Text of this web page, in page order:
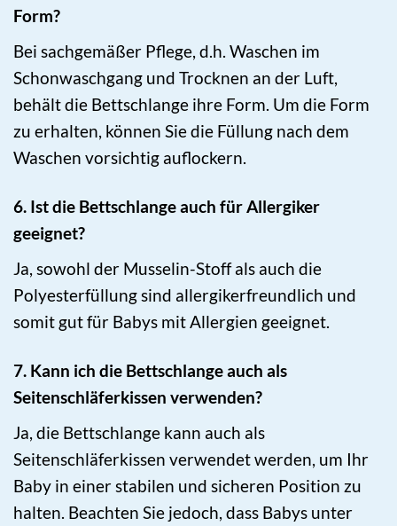
Form?
Bei sachgemäßer Pflege, d.h. Waschen im
Schonwaschgang und Trocknen an der Luft,
behält die Bettschlange ihre Form. Um die Form
zu erhalten, können Sie die Füllung nach dem
Waschen vorsichtig auflockern.
6. Ist die Bettschlange auch für Allergiker
geeignet?
Ja, sowohl der Musselin-Stoff als auch die
Polyesterfüllung sind allergikerfreundlich und
somit gut für Babys mit Allergien geeignet.
7. Kann ich die Bettschlange auch als
Seitenschläferkissen verwenden?
Ja, die Bettschlange kann auch als
Seitenschläferkissen verwendet werden, um Ihr
Baby in einer stabilen und sicheren Position zu
halten. Beachten Sie jedoch, dass Babys unter